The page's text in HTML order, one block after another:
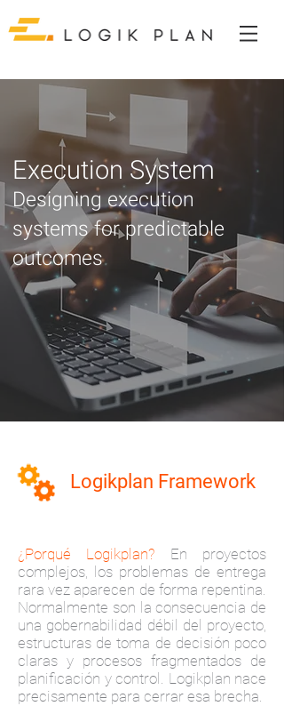
Execution System
Designing execution
systems for predictable
outcomes
Logikplan Framework
¿Porqué Logikplan?
En proyectos
complejos, los problemas de entrega
rara vez aparecen de forma repentina.
Normalmente son la consecuencia de
una gobernabilidad débil del proyecto,
estructuras de toma de decisión poco
claras y procesos fragmentados de
planificación y control. Logikplan nace
precisamente para cerrar esa brecha.